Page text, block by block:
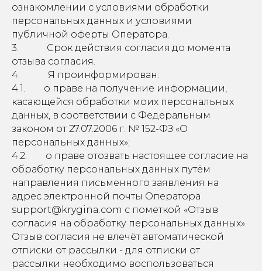
ознакомлении с условиями обработки
персональных данных и условиями
публичной оферты Оператора.
3. Срок действия согласия:до момента
отзыва согласия.
4. Я проинформирован:
4.1. о праве на получение информации,
касающейся обработки моих персональных
данных, в соответствии с Федеральным
законом от 27.07.2006 г. № 152-ФЗ «О
персональных данных»;
4.2. о праве отозвать настоящее согласие на
обработку персональных данных путём
направления письменного заявления на
адрес электронной почты Оператора
support@krygina.com с пометкой «Отзыв
согласия на обработку персональных данных».
Отзыв согласия не влечёт автоматической
отписки от рассылки - для отписки от
рассылки необходимо воспользоваться